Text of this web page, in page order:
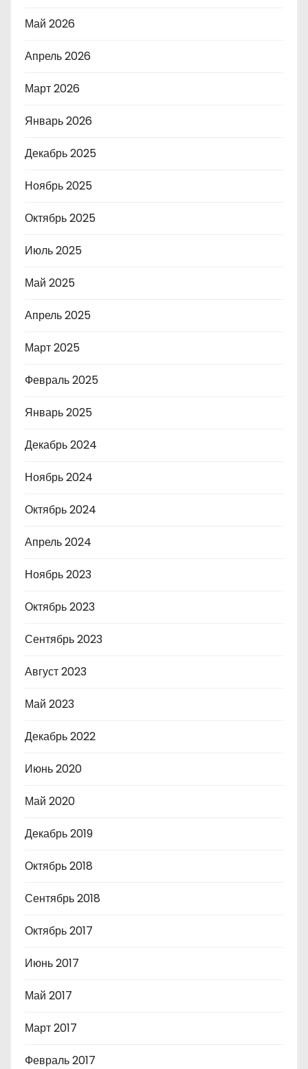
Май 2026
Апрель 2026
Март 2026
Январь 2026
Декабрь 2025
Ноябрь 2025
Октябрь 2025
Июль 2025
Май 2025
Апрель 2025
Март 2025
Февраль 2025
Январь 2025
Декабрь 2024
Ноябрь 2024
Октябрь 2024
Апрель 2024
Ноябрь 2023
Октябрь 2023
Сентябрь 2023
Август 2023
Май 2023
Декабрь 2022
Июнь 2020
Май 2020
Декабрь 2019
Октябрь 2018
Сентябрь 2018
Октябрь 2017
Июнь 2017
Май 2017
Март 2017
Февраль 2017